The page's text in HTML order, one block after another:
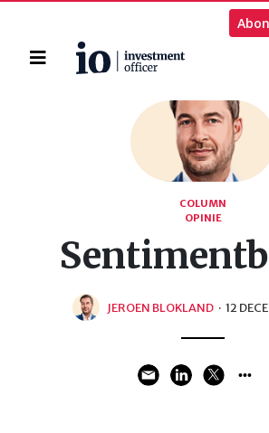
Home
COLUMN
OPINIE
JEROEN BLOKLAND · 12